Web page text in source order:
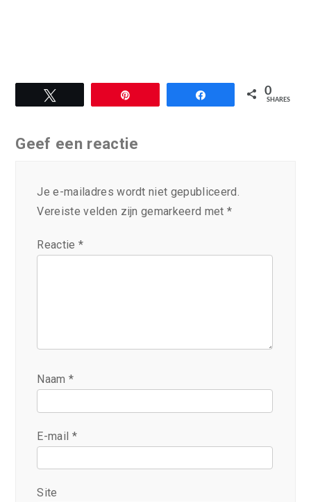
0
SHARES
Geef een reactie
Je e-mailadres wordt niet gepubliceerd.
Vereiste velden zijn gemarkeerd met *
Reactie *
Naam*
E-mail *
Site